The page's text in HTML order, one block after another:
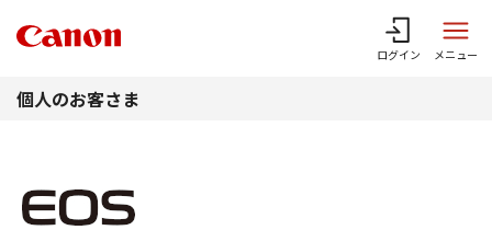
ログイン メニュー
個人のお客さま